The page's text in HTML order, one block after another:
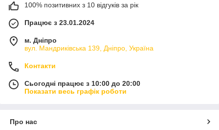
100% позитивних з 10 відгуків за рік
Працює з 23.01.2024
м. Дніпро
вул. Мандриківська 139, Дніпро, Україна
Контакти
Сьогодні працює з 10:00 до 20:00
Показати весь графік роботи
Про нас